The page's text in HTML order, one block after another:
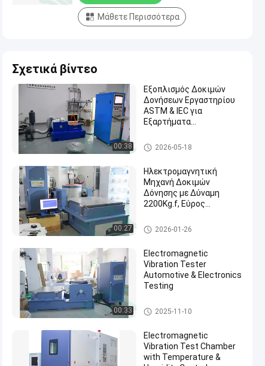
Μάθετε Περισσότερα
Σχετικά βίντεο
00:38
Εξοπλισμός Δοκιμών
Δονήσεων Εργαστηρίου
ASTM & IEC για
Εξαρτήματα
σύστημα δοκιμής κραδασμώ
ν
2026-05-18
00:27
Ηλεκτρομαγνητική
Μηχανή Δοκιμών
Δόνησης με Δύναμη
2200Kg.f, Εύρος
και Μέγιστη Μετατόπιση
51mm για την Ασφάλεια
Ηλεκτρικός εξοπλισμός δοκι
μής οχημάτων
2026-01-26
00:33
Electromagnetic
Vibration Tester
Automotive & Electronics
Testing
Ηλεκτρικός εξοπλισμός δοκι
μής οχημάτων
2025-11-10
Electromagnetic
Vibration Test Chamber
with Temperature &